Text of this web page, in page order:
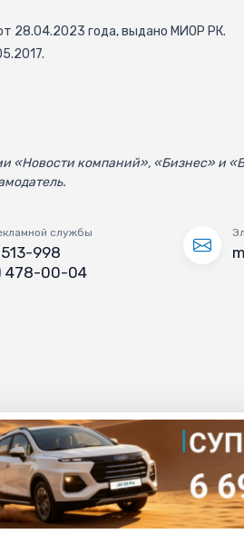
28.04.2023 года, выдано МИОР РК.
«Новости компаний», «Бизнес» и
службы
998
478-00-04